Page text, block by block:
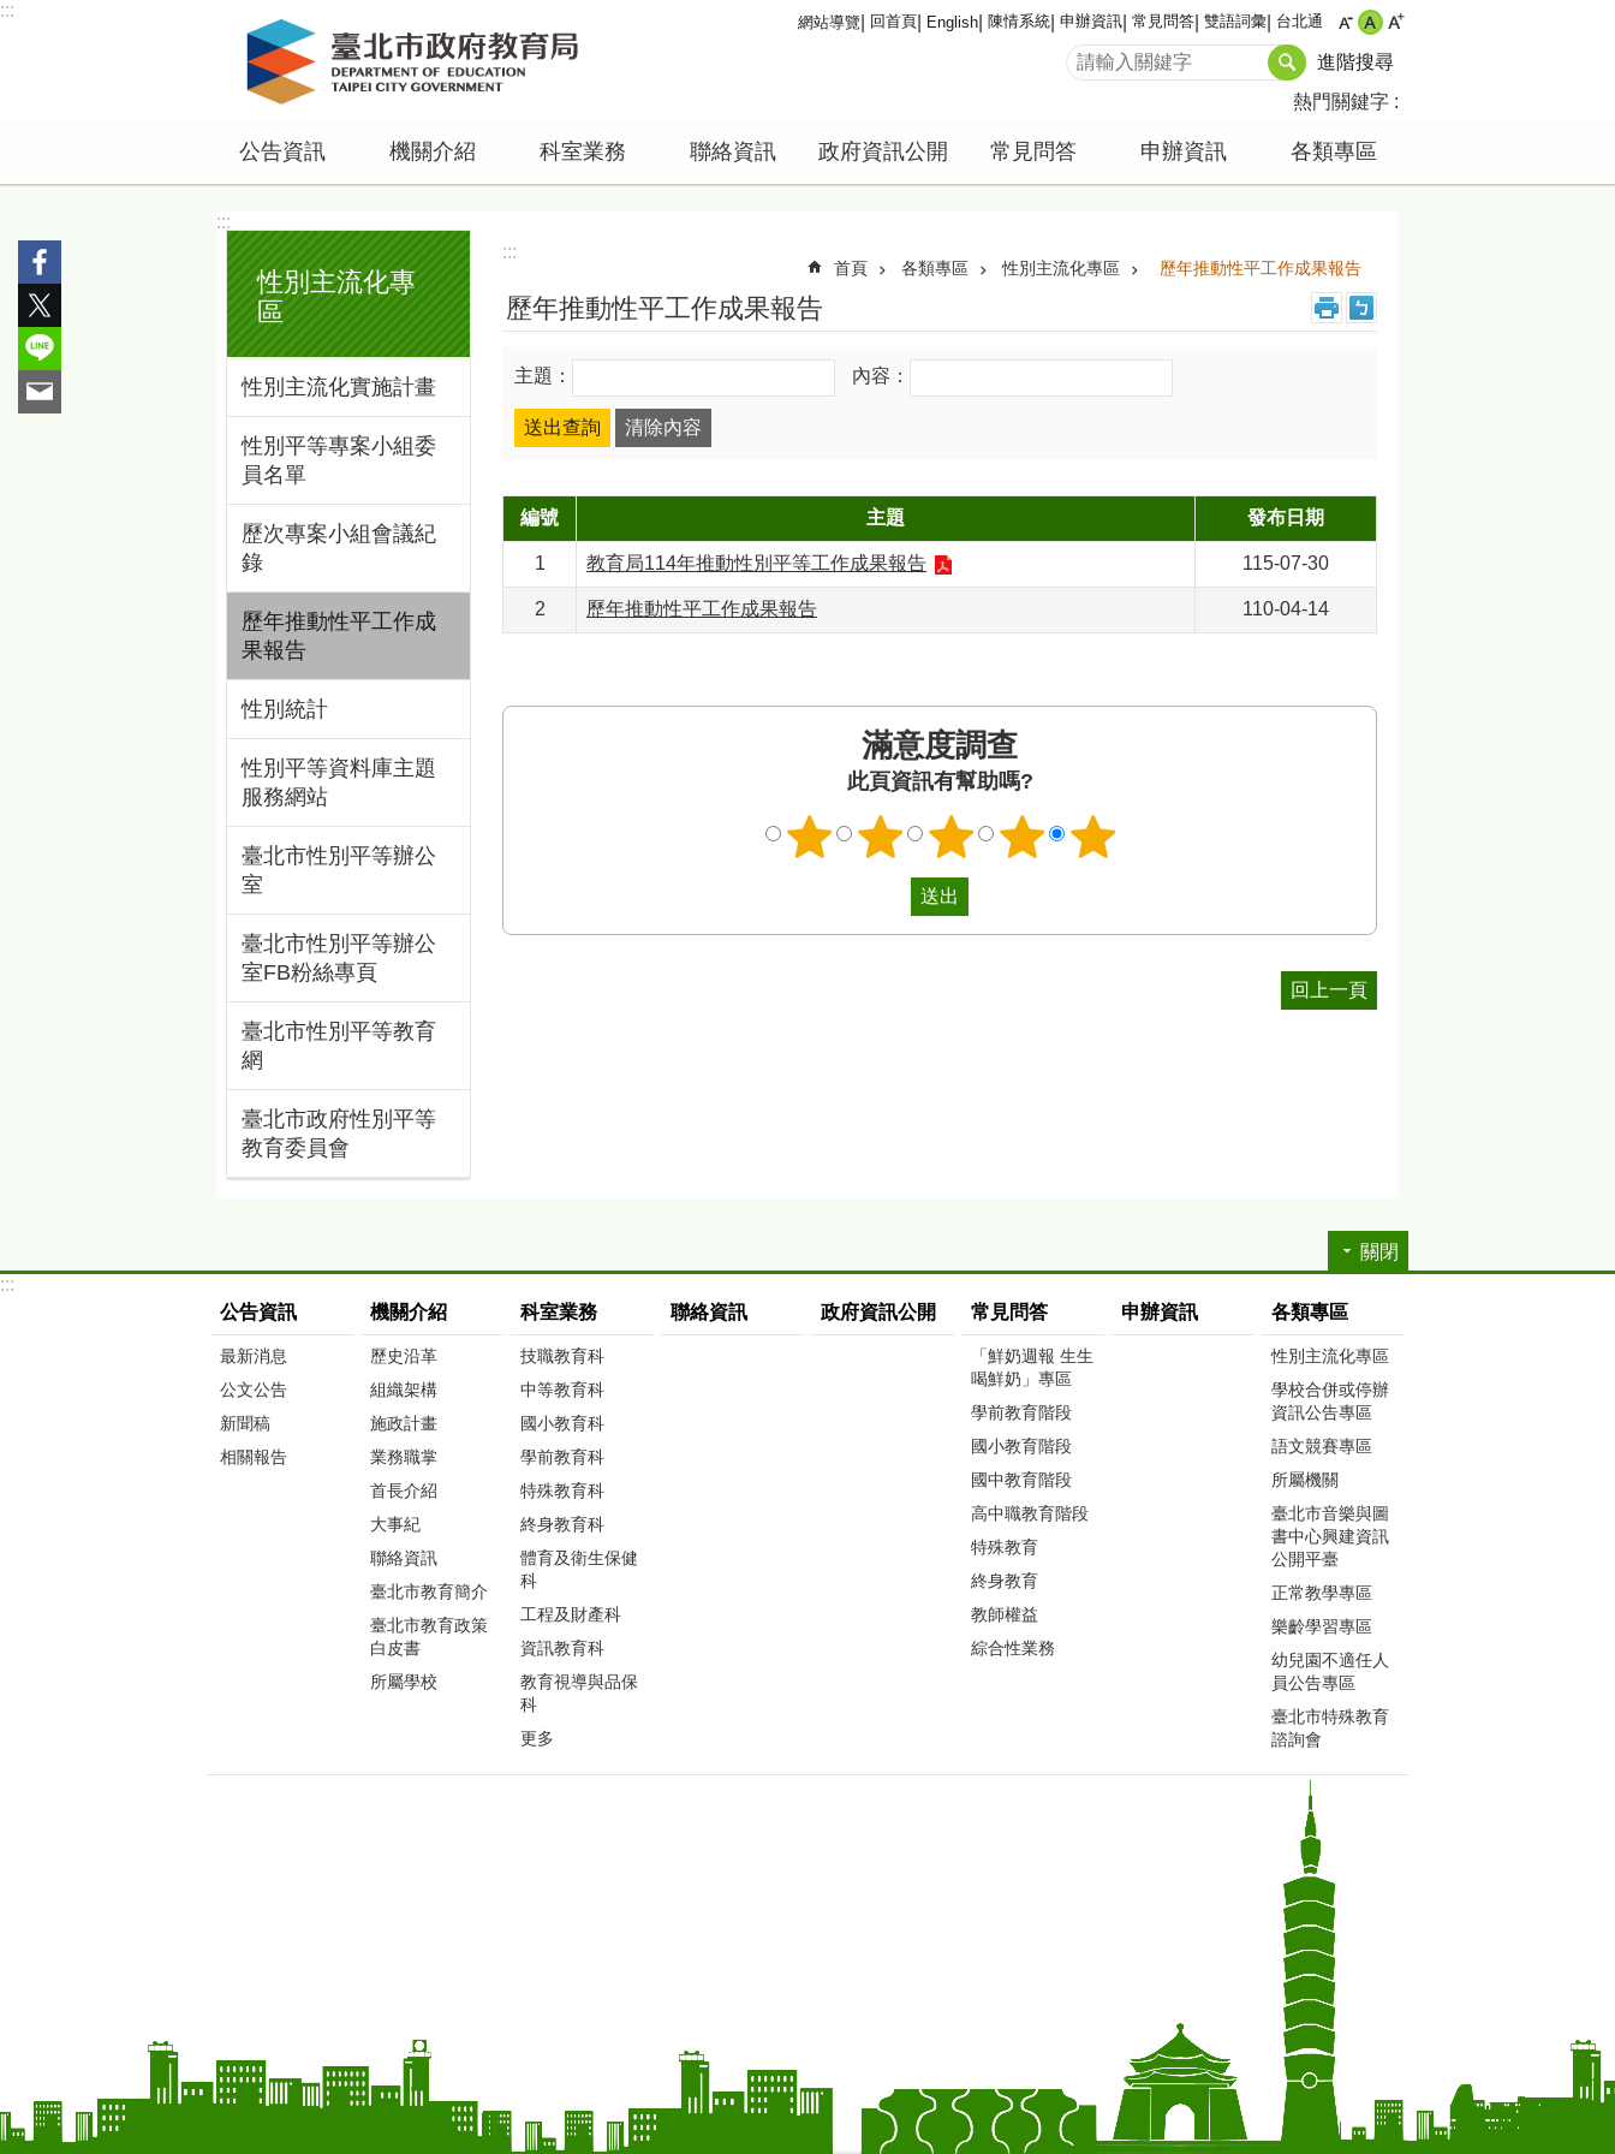
跳到主要內容區塊
:::
網站導覽 回首頁 English 陳情系統 申辦資訊 常見問答 雙語詞彙 台北通
進階搜尋
熱門關鍵字
公告資訊 機關介紹 科室業務 聯絡資訊 政府資訊公開 常見問答 申辦資訊 各類專區
:::
性別主流化專
區
性別主流化實施計畫
性別平等專案小組委
員名單
歷次專案小組會議紀
錄
歷年推動性平工作成
果報告
性別統計
性別平等資料庫主題
服務網站
臺北市性別平等辦公
室
臺北市性別平等辦公
室FB粉絲專頁
臺北市性別平等教育
網
臺北市政府性別平等
教育委員會
:::
首頁 各類專區 性別主流化專區 歷年推動性平工作成果報告
歷年推動性平工作成果報告
主題： 內容：
編號 主題 發布日期
1 教育局114年推動性別平等工作成果報告 115-07-30
2 歷年推動性平工作成果報告 110-04-14
滿意度調查
此頁資訊有幫助嗎?
回上一頁
關閉
:::
公告資訊
最新消息
公文公告
新聞稿
相關報告
機關介紹
歷史沿革
組織架構
施政計畫
業務職掌
首長介紹
大事紀
聯絡資訊
臺北市教育簡介
臺北市教育政策
白皮書
所屬學校
科室業務
技職教育科
中等教育科
國小教育科
學前教育科
特殊教育科
終身教育科
體育及衛生保健
科
工程及財產科
資訊教育科
教育視導與品保
科
更多
聯絡資訊 政府資訊公開 常見問答
「鮮奶週報 生生
喝鮮奶」專區
學前教育階段
國小教育階段
國中教育階段
高中職教育階段
特殊教育
終身教育
教師權益
綜合性業務
申辦資訊 各類專區
性別主流化專區
學校合併或停辦
資訊公告專區
語文競賽專區
所屬機關
臺北市音樂與圖
書中心興建資訊
公開平臺
正常教學專區
樂齡學習專區
幼兒園不適任人
員公告專區
臺北市特殊教育
諮詢會